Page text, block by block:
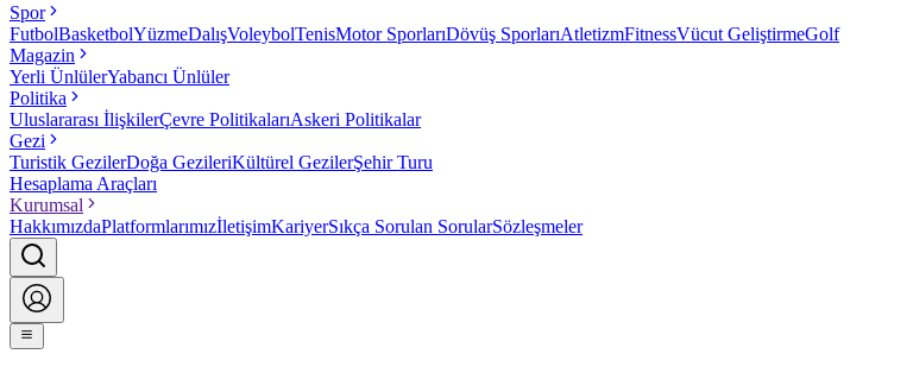
Spor
FutbolBasketbolYüzmeDalışVoleybolTenisMotor SporlarıDövüş SporlarıAtletizmFitnessVücut GeliştirmeGolf
Magazin
Yerli ÜnlülerYabancı Ünlüler
Politika
Uluslararası İlişkilerÇevre PolitikalarıAskeri Politikalar
Gezi
Turistik GezilerDoğa GezileriKültürel GezilerŞehir Turu
Hesaplama Araçları
Kurumsal
HakkımızdaPlatformlarımızİletişimKariyerSıkça Sorulan SorularSözleşmeler